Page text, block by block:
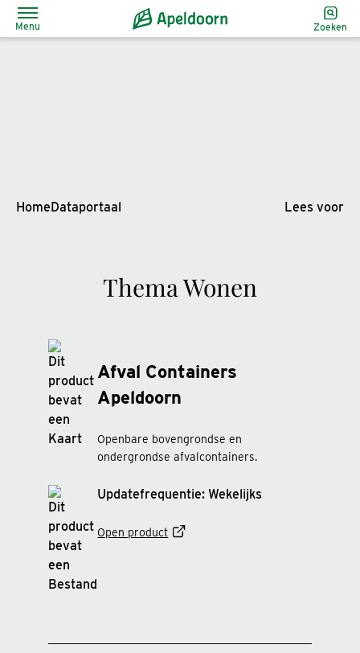
Menu Zoeken
HomeDataportaal Lees voor
Thema Wonen
Afval Containers
Apeldoorn
Openbare bovengrondse en
ondergrondse afvalcontainers.
Updatefrequentie: Wekelijks
Open product